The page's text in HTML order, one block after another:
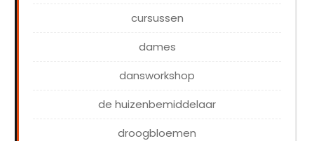
cursussen
dames
dansworkshop
de huizenbemiddelaar
droogbloemen